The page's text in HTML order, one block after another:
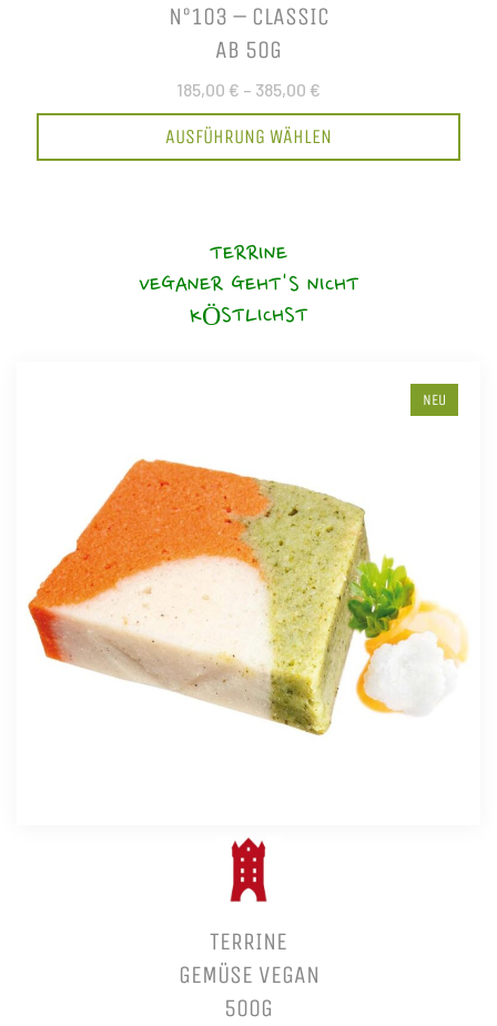
N°103 – CLASSIC
AB 50G
185,00 € – 385,00 €
AUSFÜHRUNG WÄHLEN
TERRINE
VEGANER GEHT'S NICHT
KÖSTLICHST
NEU
TERRINE
GEMÜSE VEGAN
500G